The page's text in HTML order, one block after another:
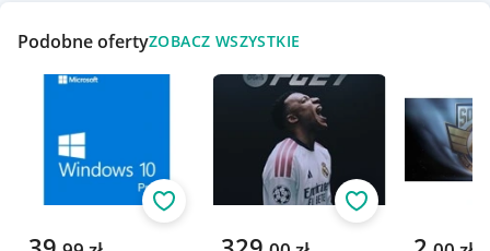
Podobne ofertyZOBACZ WSZYSTKIE
Aktualna cena
Obserwuj
Aktualna cena
Obserwuj
Aktualna